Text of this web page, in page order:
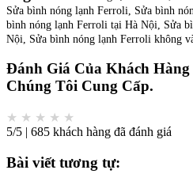
Sửa bình nóng lạnh Ferroli, Sửa bình
bình nóng lạnh Ferroli tại Hà Nội, Sửa
Nội, Sửa bình nóng lạnh Ferroli không
Đánh Giá Của Khách
Chúng Tôi Cung Cấp.
★ ★ ★ ★ ★
5/5 | 685 khách hàng đã đánh giá
Bài viết tương tự: